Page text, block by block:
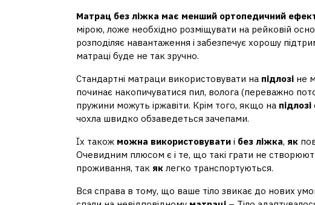
Матрац без ліжка має менший ортопедичний
мірою, ложе необхідно розміщувати на рейковій
розподіляє навантаження і забезпечує хорошу
матраці буде не так зручно.
Стандартні матраци використовувати на підлозі не
починає накопичуватися пил, волога (переважно
пружини можуть іржавіти. Крім того, якщо на підлозі
чохла швидко обзаведеться зачепами.
Їх також можна використовувати і без ліжка, як
Очевидним плюсом є і те, що такі грати не
проживання, так як легко транспортуються.
Вся справа в тому, що ваше тіло звикає до нових